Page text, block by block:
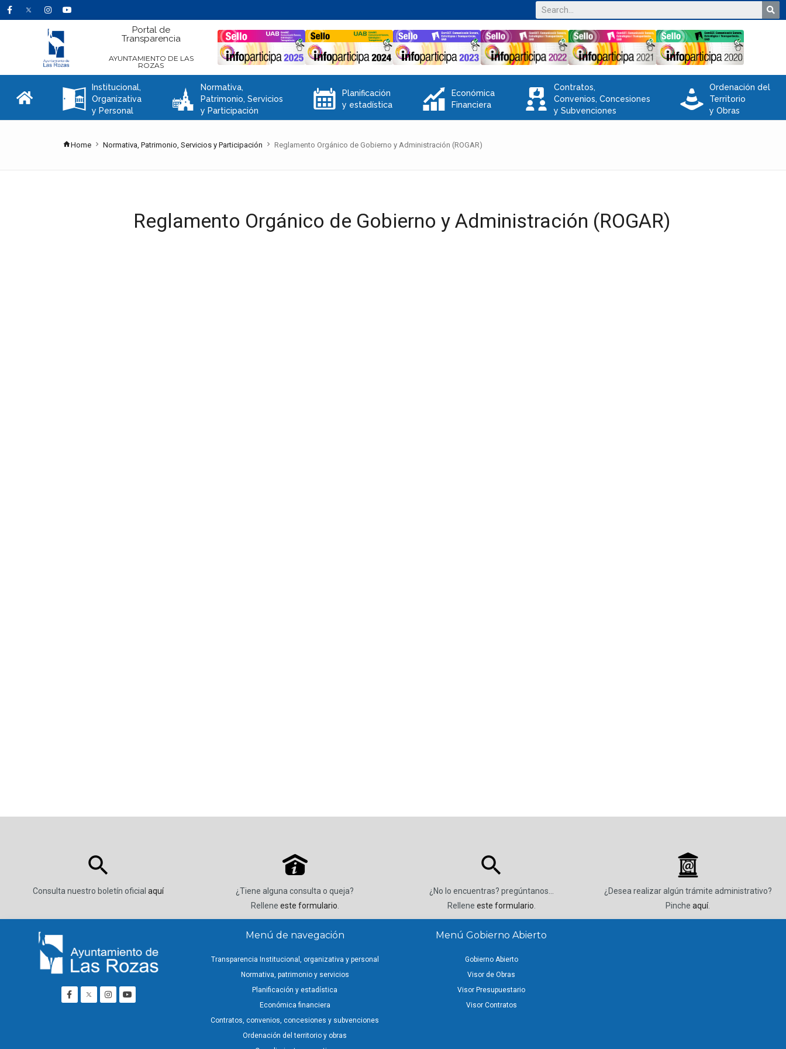
Portal de
Transparencia
AYUNTAMIENTO DE LAS
ROZAS
A
Institucional,
Organizativa
y Personal
C
Normativa,
Patrimonio, Servicios
y Participación
E
Planificación
y estadística
Q
Económica
Financiera
V
Contratos,
Convenios, Concesiones
y Subvenciones
e
Ordenación del
Territorio
y Obras
Home Normativa, Patrimonio, Servicios y Participación Reglamento Orgánico de Gobierno y Administración (ROGAR)
Reglamento Orgánico de Gobierno y Administración (ROGAR)
Consulta nuestro boletín oficial aquí
P
¿Tiene alguna consulta o queja?
Rellene este formulario
¿No lo encuentras? pregúntanos…
Rellene este formulario
_
¿Desea realizar algún trámite administrativo?
Pinche aquí.
Menú de navegación
Transparencia Institucional, organizativa y personal
Normativa, patrimonio y servicios
Planificación y estadística
Económica financiera
Contratos, convenios, concesiones y subvenciones
Ordenación del territorio y obras
Menú Gobierno Abierto
Gobierno Abierto
Visor de Obras
Visor Presupuestario
Visor Contratos